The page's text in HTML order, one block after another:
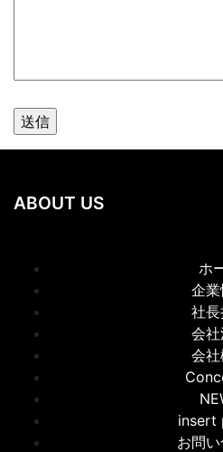
ABOUT US
ホ
企業
社
会
会
insert
お問